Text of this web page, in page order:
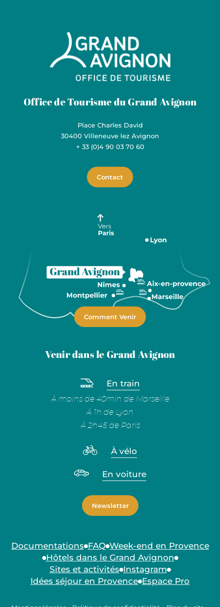
Office de Tourisme du Grand Avignon
Place Charles David
30400 Villeneuve lez Avignon
+ 33 (0)4 90 03 70 60
Contact
Comment Venir
Venir dans le Grand Avignon
En train
À moins de 40min de Marseille
À 1h de Lyon
À 2h45 de Paris
À vélo
En voiture
Newsletter
Documentations FAQ Week-end en Provence
Hôtels dans le Grand Avignon
Sites et activités Instagram
Idées séjour en Provence Espace Pro